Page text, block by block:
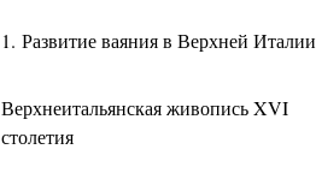
1. Развитие ваяния в Верхней Италии
Верхнеитальянская живопись XVI
столетия